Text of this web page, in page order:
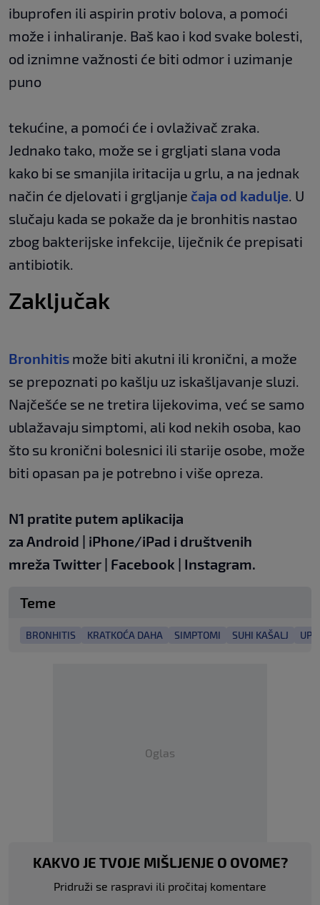
ibuprofen ili aspirin protiv bolova, a pomoći
može i inhaliranje. Baš kao i kod svake bolesti,
od iznimne važnosti će biti odmor i uzimanje
puno
tekućine, a pomoći će i ovlaživač zraka.
Jednako tako, može se i grgljati slana voda
kako bi se smanjila iritacija u grlu, a na jednak
način će djelovati i grgljanje čaja od kadulje. U
slučaju kada se pokaže da je bronhitis nastao
zbog bakterijske infekcije, liječnik će prepisati
antibiotik.
Zaključak
Bronhitis može biti akutni ili kronični, a može
se prepoznati po kašlju uz iskašljavanje sluzi.
Najčešće se ne tretira lijekovima, već se samo
ublažavaju simptomi, ali kod nekih osoba, kao
što su kronični bolesnici ili starije osobe, može
biti opasan pa je potrebno i više opreza.
N1 pratite putem aplikacija
za Android | iPhone/iPad i društvenih
mreža Twitter | Facebook | Instagram.
Teme
BRONHITIS KRATKOĆA DAHA SIMPTOMI SUHI KAŠALJ
Oglas
KAKVO JE TVOJE MIŠLJENJE O OVOME?
Pridruži se raspravi ili pročitaj komentare